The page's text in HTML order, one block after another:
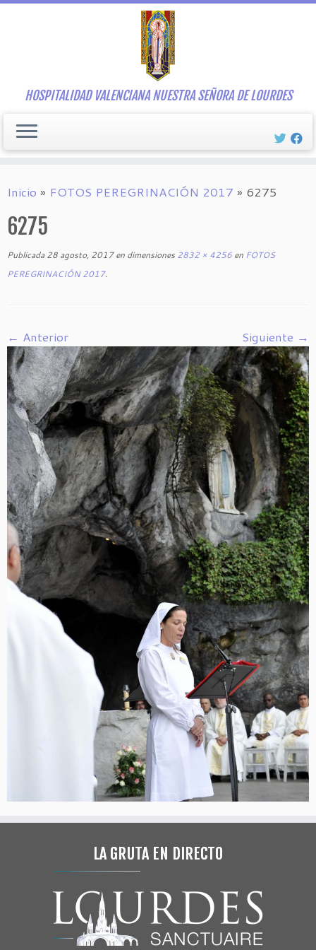
Saltar
HOSPITALIDAD VALENCIANA NUESTRA SEÑORA DE LOURDES
Inicio » FOTOS PEREGRINACIÓN 2017 » 6275
6275
Publicada 28 agosto, 2017en dimensiones 2832 × 4256 en FOTOS
PEREGRINACIÓN 2017.
← Anterior Siguiente →
LA GRUTA EN DIRECTO